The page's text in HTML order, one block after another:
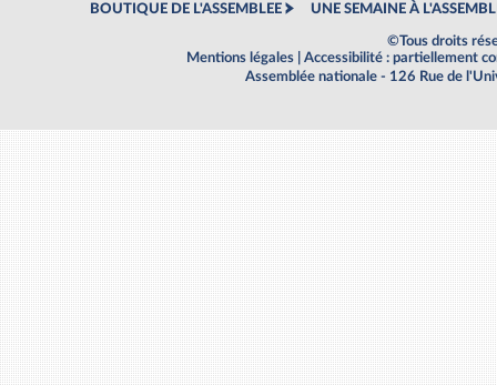
BOUTIQUE DE L'ASSEMBLEE UNE SEMAINE À
©Tous droits
Mentions légales
Accessibilité : partiellement
Assemblée nationale - 126 Rue de